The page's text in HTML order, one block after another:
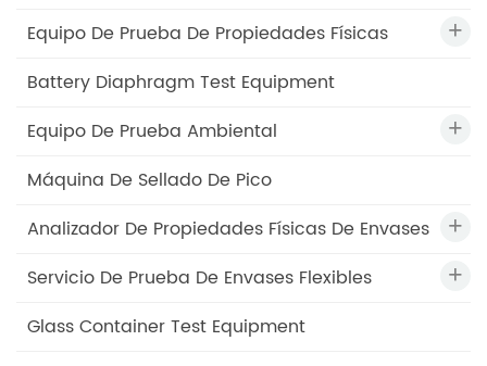
Equipo De Prueba De Propiedades Físicas
Battery Diaphragm Test Equipment
Equipo De Prueba Ambiental
Máquina De Sellado De Pico
Analizador De Propiedades Físicas De Envases
Servicio De Prueba De Envases Flexibles
Glass Container Test Equipment